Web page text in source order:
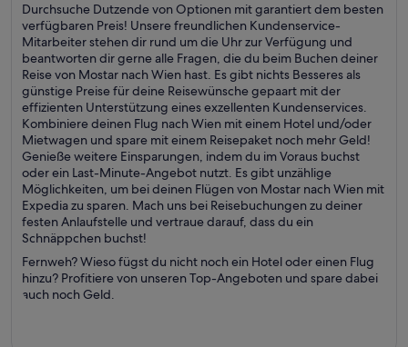
Durchsuche Dutzende von Optionen mit garantiert dem besten
verfügbaren Preis! Unsere freundlichen Kundenservice-
Mitarbeiter stehen dir rund um die Uhr zur Verfügung und
beantworten dir gerne alle Fragen, die du beim Buchen deiner
Reise von Mostar nach Wien hast. Es gibt nichts Besseres als
günstige Preise für deine Reisewünsche gepaart mit der
effizienten Unterstützung eines exzellenten Kundenservices.
Kombiniere deinen Flug nach Wien mit einem Hotel und/oder
Mietwagen und spare mit einem Reisepaket noch mehr Geld!
Genieße weitere Einsparungen, indem du im Voraus buchst
oder ein Last-Minute-Angebot nutzt. Es gibt unzählige
Möglichkeiten, um bei deinen Flügen von Mostar nach Wien mit
Expedia zu sparen. Mach uns bei Reisebuchungen zu deiner
festen Anlaufstelle und vertraue darauf, dass du ein
Schnäppchen buchst!
Fernweh? Wieso fügst du nicht noch ein Hotel oder einen Flug
hinzu? Profitiere von unseren Top-Angeboten und spare dabei
auch noch Geld.